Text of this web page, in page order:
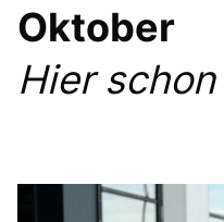
UNSERE
Oktober
Hier